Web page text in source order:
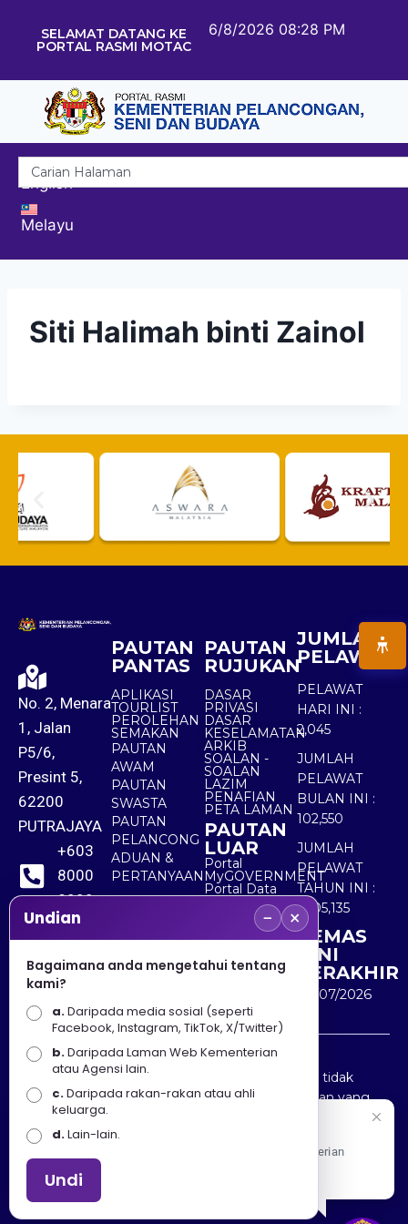
SELAMAT DATANG KE
PORTAL RASMI MOTAC
6/8/2026 08:28 PM
English
Melayu
Siti Halimah binti Zainol
No. 2, Menara
1, Jalan
P5/6,
Presint 5,
62200
PUTRAJAYA
+603
8000
8000
+603
8891
7100
PAUTAN
PANTAS
APLIKASI
TOURLIST
PEROLEHAN
SEMAKAN
PAUTAN
AWAM
PAUTAN
SWASTA
PAUTAN
PELANCONG
ADUAN &
PERTANYAAN
PAUTAN
RUJUKAN
DASAR
PRIVASI
DASAR
KESELAMATAN
ARKIB
SOALAN -
SOALAN
LAZIM
PENAFIAN
PETA LAMAN
PAUTAN
LUAR
Portal
MyGOVERNMENT
Portal Data
Terbuka
Sektor Awam
JUMLAH
PELAWAT
PELAWAT
HARI INI :
2,045
JUMLAH
PELAWAT
BULAN INI :
102,550
JUMLAH
PELAWAT
TAHUN INI :
5,505,135
KEMAS
KINI
TERAKHIR
30/07/2026
Penafian : Kerajaan Malaysia dan Kementerian
Pelancongan Seni dan Budaya (MOTAC) adalah tidak
bertanggungjawab atas kehilangan atau kerugian yang
disebabkan oleh penggunaan mana-mana maklumat
yang diperolehi dari portal ini.
Hakcipta © 2025 KEMENTERIAN PELANCONGAN SENI
DAN BUDAYA. | Hak Cipta Terpelihara.
Undian − ×
Bagaimana anda mengetahui tentang
kami?
a.Daripada media sosial (seperti
Facebook, Instagram, TikTok, X/Twitter)
b.Daripada Laman Web Kementerian
atau Agensi lain.
c.Daripada rakan-rakan atau ahli
keluarga.
d.Lain-lain.
Undi
Apa Khabar! Selamat datang ke Portal Rasmi Kementerian
Pelancongan, Seni dan Budaya